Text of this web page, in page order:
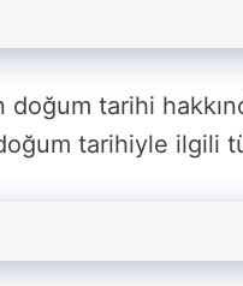
tarihi
tarihiyle ilgili